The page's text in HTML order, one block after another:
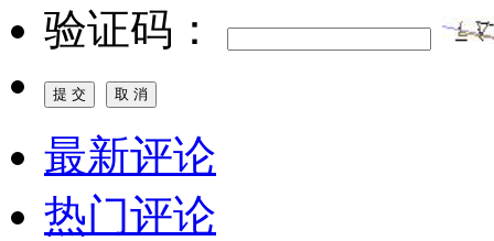
验证码：
最新评论
热门评论